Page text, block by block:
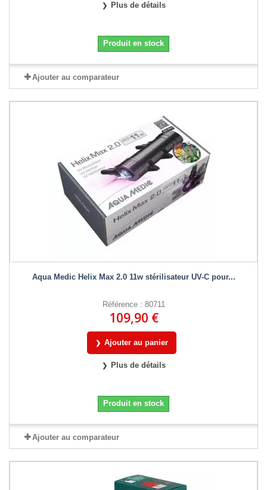
Plus de détails
Produit en stock
Ajouter au comparateur
Aqua Medic Helix Max 2.0 11w stérilisateur UV-C pour...
Référence : 80711
109,90 €
Ajouter au panier
Plus de détails
Produit en stock
Ajouter au comparateur